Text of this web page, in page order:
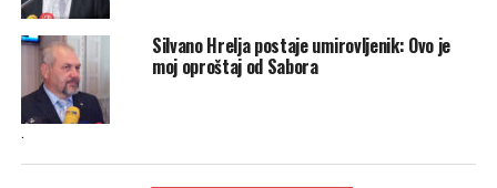
Silvano Hrelja postaje umirovljenik: Ovo je
moj oproštaj od Sabora
.